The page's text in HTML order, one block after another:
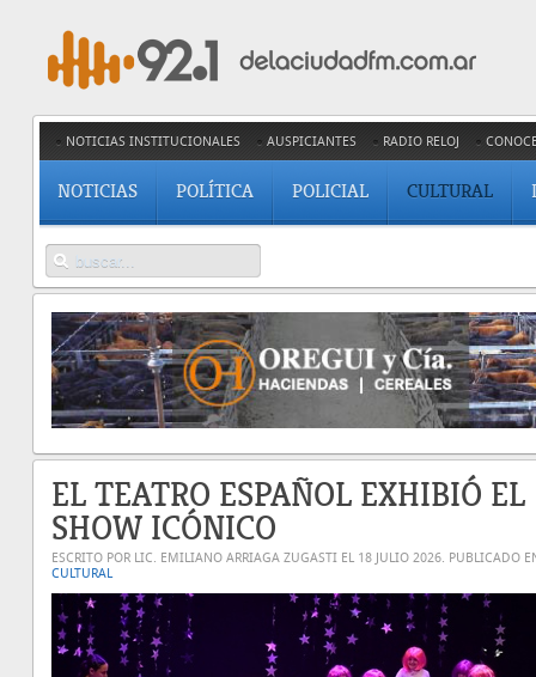
NOTICIAS INSTITUCIONALES AUSPICIANTES RADIO RELOJ
NOTICIAS POLÍTICA POLICIAL CULTURAL
EL TEATRO ESPAÑOL EXHIBIÓ EL
SHOW ICÓNICO
ESCRITO POR LIC. EMILIANO ARRIAGA ZUGASTI EL 18 JULIO 2026. PUBLICADO
CULTURAL